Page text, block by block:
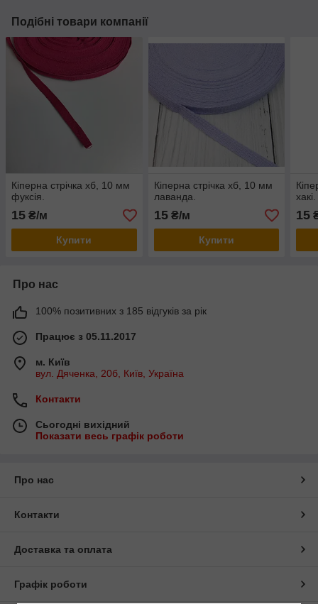
Подібні товари компанії
Кіперна стрічка хб, 10 мм
фуксія.
15 ₴/м
Купити
Кіперна стрічка хб, 10 мм
лаванда.
15₴/м
Купити
хакі.
15
Про нас
100% позитивних з 185 відгуків за рік
Працює з 05.11.2017
м. Київ
вул. Дяченка, 20б, Київ, Україна
Контакти
Сьогодні вихідний
Показати весь графік роботи
Про нас
Контакти
Доставка та оплата
Графік роботи